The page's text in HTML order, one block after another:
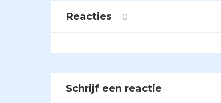
Reacties 0
Schrijf een reactie